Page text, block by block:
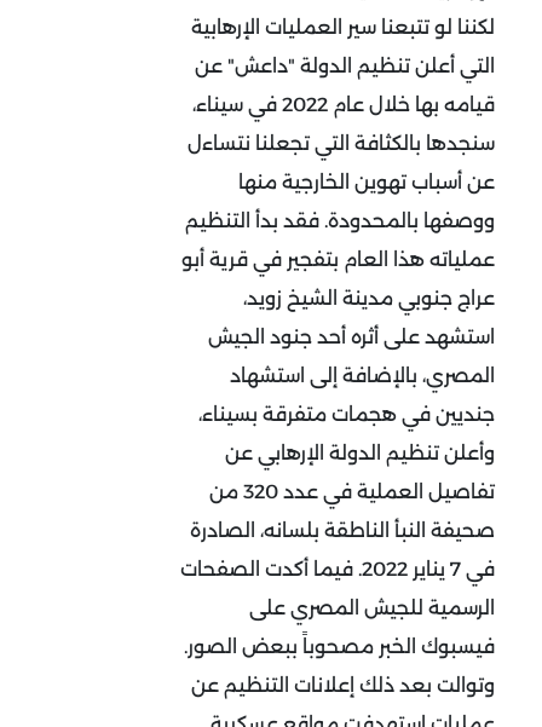
لكننا لو تتبعنا سير العمليات الإرهابية
التي أعلن تنظيم الدولة "داعش" عن
قيامه بها خلال عام 2022 في سيناء،
سنجدها بالكثافة التي تجعلنا نتساءل
عن أسباب تهوين الخارجية منها
ووصفها بالمحدودة. فقد بدأ التنظيم
عملياته هذا العام بتفجير في قرية أبو
عراج جنوبي مدينة الشيخ زويد،
استشهد على أثره أحد جنود الجيش
المصري، بالإضافة إلى استشهاد
جنديين في هجمات متفرقة بسيناء،
وأعلن تنظيم الدولة الإرهابي عن
تفاصيل العملية في عدد 320 من
صحيفة النبأ الناطقة بلسانه، الصادرة
في 7 يناير 2022. فيما أكدت الصفحات
الرسمية للجيش المصري على
فيسبوك الخبر مصحوباً ببعض الصور.
وتوالت بعد ذلك إعلانات التنظيم عن